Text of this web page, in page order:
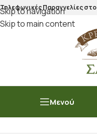
Skip to navigation
Skip to main content
Τηλεφωνικές Παραγγελίες στο
Μενού